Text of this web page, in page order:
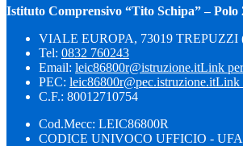
Istituto Comprensivo “Tito Schipa” – Polo
VIALE EUROPA, 73019 TREPUZZI
Tel: 0832 760243
Email: leic86800r@istruzione.itLink
PEC: leic86800r@pec.istruzione.itLink
C.F.: 80012710754
Cod.Mecc: LEIC86800R
CODICE UNIVOCO UFFICIO -